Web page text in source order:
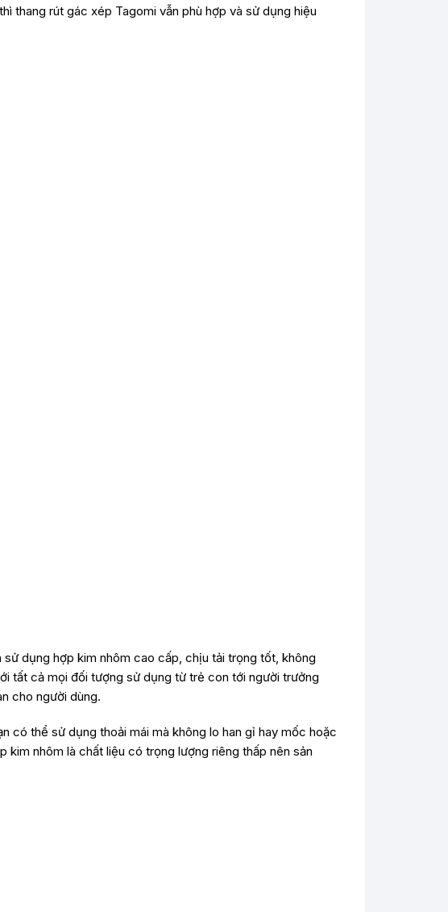
thang rút gác xép Tagomi vẫn phù hợp và sử dụng hiệu
dụng hợp kim nhôm cao cấp, chịu tải trọng tốt, không
tất cả mọi đối tượng sử dụng từ trẻ con tới người trưởng
cho người dùng.
có thể sử dụng thoải mái mà không lo han gỉ hay mốc hoặc
kim nhôm là chất liệu có trọng lượng riêng thấp nên sản